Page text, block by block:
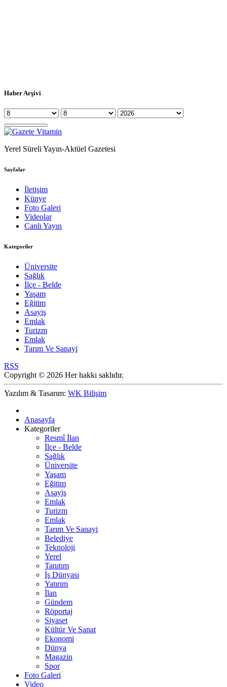
Haber Arşivi
Yerel Süreli Yayın-Aktüel Gazetesi
Sayfalar
İletişim
Künye
Foto Galeri
Videolar
Canlı Yayın
Kategoriler
Üniversite
Sağlık
İlçe - Belde
Yaşam
Eğitim
Asayiş
Emlak
Turizm
Emlak
Tarım Ve Sanayi
RSS
Copyright © 2026 Her hakkı saklıdır.
Yazılım & Tasarım: WK Bilişim
Anasayfa
Kategoriler
Resmî İlan
İlçe - Belde
Sağlık
Üniversite
Yaşam
Eğitim
Asayiş
Emlak
Turizm
Emlak
Tarım Ve Sanayi
Belediye
Teknoloji
Yerel
Tanıtım
İş Dünyası
Yatırım
İlan
Gündem
Röportaj
Siyaset
Kültür Ve Sanat
Ekonomi
Dünya
Magazin
Spor
Foto Galeri
Video